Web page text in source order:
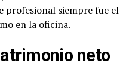
profesional siempre fue el
en la oficina.
neto